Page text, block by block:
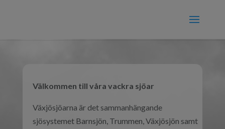
Välkommen till våra vackra sjöar
Växjösjöarna är det sammanhängande
sjösystemet Barnsjön, Trummen, Växjösjön samt